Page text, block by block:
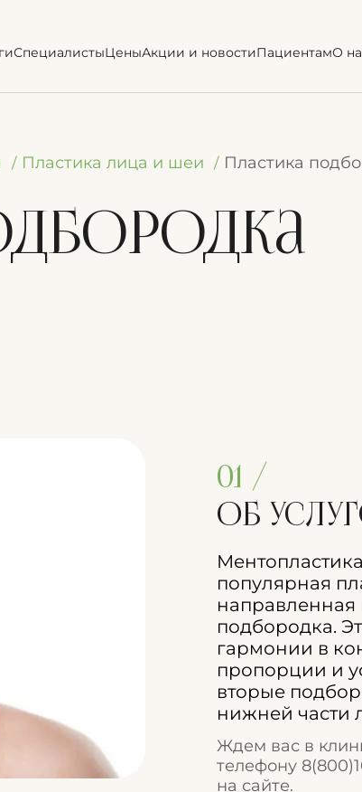
СпециалистыЦеныАкции и новостиПациентамО
Пластика лица и шеи Пластика
01 /
Об
популярная
подбородка.
гармонии в
пропорции и
вторые
нижней части
Ждем вас в
телефону
на сайте.